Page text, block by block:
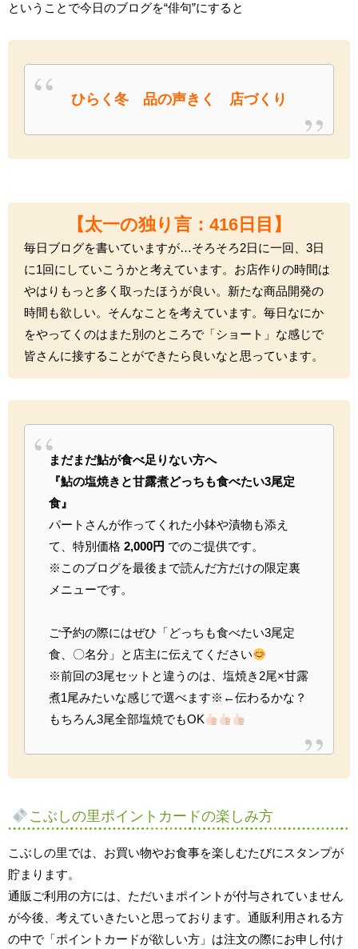
ということで今日のブログを“俳句”にすると
ひらく冬 品の声きく 店づくり
【太一の独り言：416 日目】
毎日ブログを書いていますが…そろそろ2日に一回、3日
に1回にしていこうかと考えています。お店作りの時間は
やはりもっと多く取ったほうが良い。新たな商品開発の
時間も欲しい。そんなことを考えています。毎日なにか
をやってくのはまた別のところで「ショート」な感じで
皆さんに接することができたら良いなと思っています。
まだまだ鮎が食べ足りない方へ
『鮎の塩焼きと甘露煮どっちも食べたい3尾定
食』
パートさんが作ってくれた小鉢や漬物も添え
て、特別価格 2,000円 でのご提供です。
※このブログを最後まで読んだ方だけの限定裏
メニューです。
ご予約の際にはぜひ「どっちも食べたい3尾定
食、〇名分」と店主に伝えてください
※前回の3尾セットと違うのは、塩焼き2尾×甘露
煮1尾みたいな感じで選べます※←伝わるかな？
もちろん3尾全部塩焼でもOK
こぶしの里ポイントカードの楽しみ方
こぶしの里では、お買い物やお食事を楽しむたびにスタンプが
貯まります。
通販ご利用の方には、ただいまポイントが付与されていません
が今後、考えていきたいと思っております。通販利用される方
の中で「ポイントカードが欲しい方」は注文の際にお申し付け